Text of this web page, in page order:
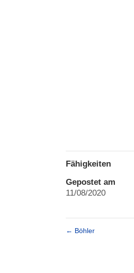
Fähigkeiten
Gepostet am
11/08/2020
← Böhler